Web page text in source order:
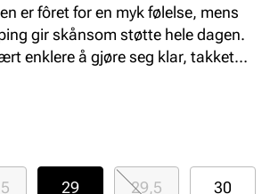
er fôret for en myk følelse, mens
gir skånsom støtte hele dagen.
enklere å gjøre seg klar, takket
og en borrelåsstropp på toppen
minst 20 % resirkulerte
29 29,5 30